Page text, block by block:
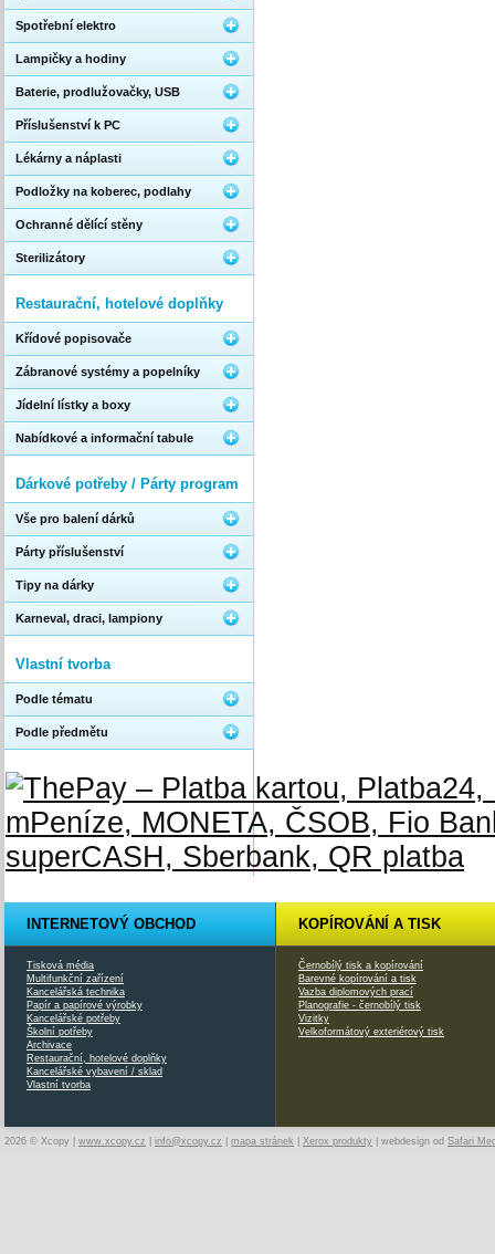
Spotřební elektro
Lampičky a hodiny
Baterie, prodlužovačky, USB
Příslušenství k PC
Lékárny a náplasti
Podložky na koberec, podlahy
Ochranné dělící stěny
Sterilizátory
Restaurační, hotelové doplňky
Křídové popisovače
Zábranové systémy a popelníky
Jídelní lístky a boxy
Nabídkové a informační tabule
Dárkové potřeby / Párty program
Vše pro balení dárků
Párty příslušenství
Tipy na dárky
Karneval, draci, lampiony
Vlastní tvorba
Podle tématu
Podle předmětu
INTERNETOVÝ OBCHOD
Tisková média
Multifunkční zařízení
Kancelářská technika
Papír a papírové výrobky
Kancelářské potřeby
Školní potřeby
Archivace
Restaurační, hotelové doplňky
Kancelářské vybavení / sklad
Vlastní tvorba
KOPÍROVÁNÍ A TISK
Černobílý tisk a kopírování
Barevné kopírování a tisk
Vazba diplomových prací
Planografie - černobílý tisk
Vizitky
Velkoformátový exteriérový tisk
2026 © Xcopy | www.xcopy.cz info@xcopy.cz mapa stránek Xerox produkty | webdesign od Safari